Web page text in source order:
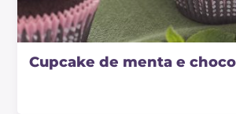
Cupcake de menta e